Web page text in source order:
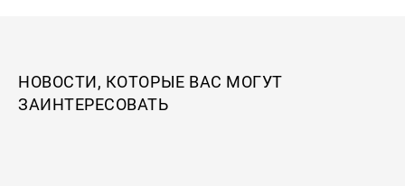
НОВОСТИ, КОТОРЫЕ ВАС МОГУТ
ЗАИНТЕРЕСОВАТЬ